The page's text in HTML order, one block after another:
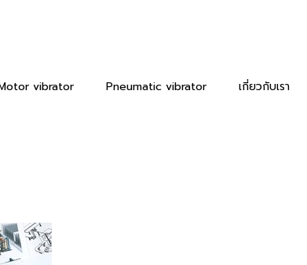
vibrator Pneumatic vibrator เกี่ยวกับเรา